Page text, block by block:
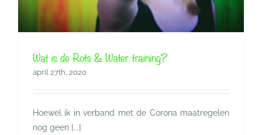
Wat is de Rots & Water training?
april 27th, 2020
Hoewel ik in verband met de Corona maatregelen
nog geen [...]